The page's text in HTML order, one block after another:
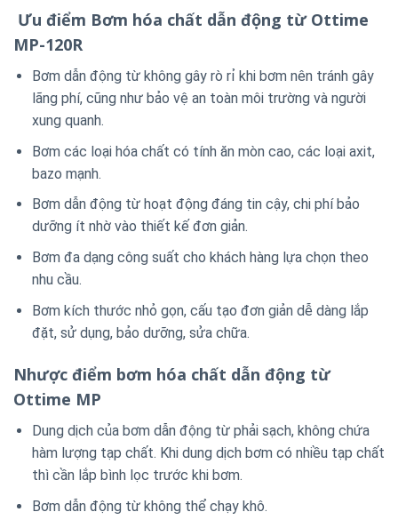
Ưu điểm Bơm hóa chất dẫn động từ Ottime
MP-120R
Bơm dẫn động từ không gây rò rỉ khi bơm nên tránh gây
lãng phí, cũng như bảo vệ an toàn môi trường và người
xung quanh.
Bơm các loại hóa chất có tính ăn mòn cao, các loại axit,
bazo mạnh.
Bơm dẫn động từ hoạt động đáng tin cậy, chi phí bảo
dưỡng ít nhờ vào thiết kế đơn giản.
Bơm đa dạng công suất cho khách hàng lựa chọn theo
nhu cầu.
Bơm kích thước nhỏ gọn, cấu tạo đơn giản dễ dàng lắp
đặt, sử dụng, bảo dưỡng, sửa chữa.
Nhược điểm bơm hóa chất dẫn động từ
Ottime MP
Dung dịch của bơm dẫn động từ phải sạch, không chứa
hàm lượng tạp chất. Khi dung dịch bơm có nhiều tạp chất
thì cần lắp bình lọc trước khi bơm.
Bơm dẫn động từ không thể chạy khô.